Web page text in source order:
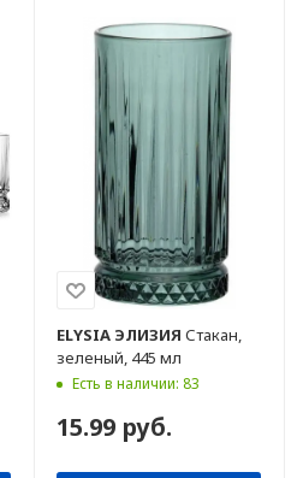
ELYSIA ЭЛИЗИЯ Стакан,
зеленый, 445 мл
Есть в наличии: 83
15.99 руб.